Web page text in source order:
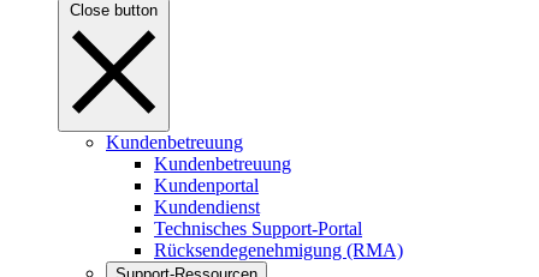
Close button
Kundenbetreuung
Kundenbetreuung
Kundenportal
Kundendienst
Technisches Support-Portal
Rücksendegenehmigung (RMA)